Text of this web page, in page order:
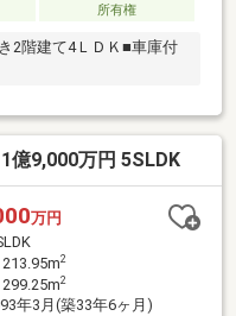
所有権
2階建て4ＬＤＫ■車庫付
億9,000万円 5SLDK
万円
2
2
年3月(築33年6ヶ月)